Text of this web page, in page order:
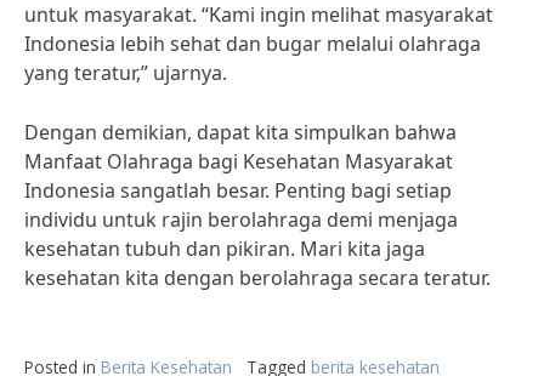
untuk masyarakat. “Kami ingin melihat masyarakat
Indonesia lebih sehat dan bugar melalui olahraga
yang teratur,” ujarnya.
Dengan demikian, dapat kita simpulkan bahwa
Manfaat Olahraga bagi Kesehatan Masyarakat
Indonesia sangatlah besar. Penting bagi setiap
individu untuk rajin berolahraga demi menjaga
kesehatan tubuh dan pikiran. Mari kita jaga
kesehatan kita dengan berolahraga secara teratur.
Posted in Berita Kesehatan Tagged berita kesehatan